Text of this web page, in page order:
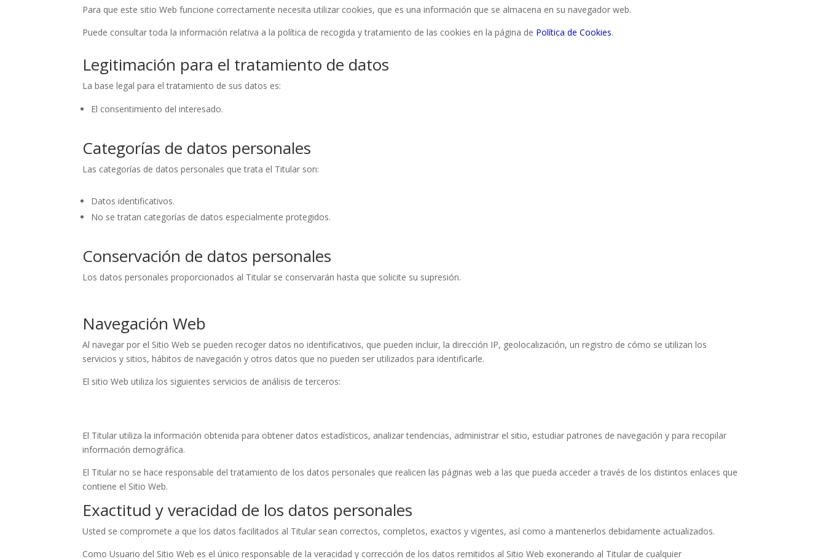
Para que este sitio Web funcione correctamente necesita utilizar cookies, que es una información que se almacena en su navegador web.
Puede consultar toda la información relativa a la política de recogida y tratamiento de las cookies en la página de Política de Cookies.
Legitimación para el tratamiento de datos
La base legal para el tratamiento de sus datos es:
El consentimiento del interesado.
Categorías de datos personales
Las categorías de datos personales que trata el Titular son:
Datos identificativos.
No se tratan categorías de datos especialmente protegidos.
Conservación de datos personales
Los datos personales proporcionados al Titular se conservarán hasta que solicite su supresión.
Navegación Web
Al navegar por el Sitio Web se pueden recoger datos no identificativos, que pueden incluir, la dirección IP, geolocalización, un registro de cómo se utilizan los
servicios y sitios, hábitos de navegación y otros datos que no pueden ser utilizados para identificarle.
El sitio Web utiliza los siguientes servicios de análisis de terceros:
El Titular utiliza la información obtenida para obtener datos estadísticos, analizar tendencias, administrar el sitio, estudiar patrones de navegación y para recopilar
información demográfica.
El Titular no se hace responsable del tratamiento de los datos personales que realicen las páginas web a las que pueda acceder a través de los distintos enlaces que
contiene el Sitio Web.
Exactitud y veracidad de los datos personales
Usted se compromete a que los datos facilitados al Titular sean correctos, completos, exactos y vigentes, así como a mantenerlos debidamente actualizados.
Como Usuario del Sitio Web es el único responsable de la veracidad y corrección de los datos remitidos al Sitio Web exonerando al Titular de cualquier